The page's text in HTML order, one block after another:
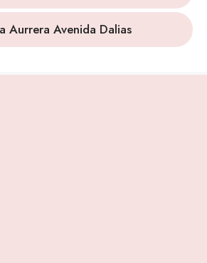
Aurrera Avenida Dalias